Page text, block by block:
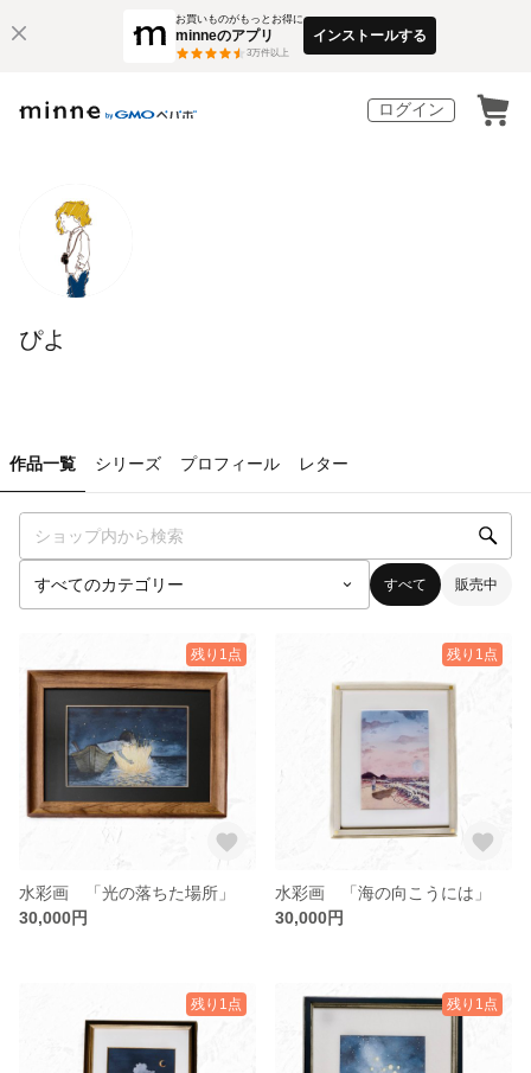
お買いものがもっとお得に
minneのアプリ
3万件以上
インストールする
ログイン
ぴよ
作品一覧 シリーズ プロフィール レター
すべて 販売中
残り1点
水彩画 「光の落ちた場所」
30,000円
残り1点
水彩画 「海の向こうには」
30,000円
残り1点 残り1点